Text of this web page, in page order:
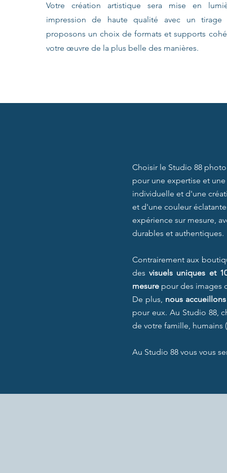
Votre création artistique sera mise en
impression de haute qualité avec un tirage
proposons un choix de formats et supports
votre œuvre de la plus belle des manières.
Choisir le Studio 88
pour une expertise et
individuelle et d'une
et d'une couleur
expérience sur mesure,
durables et authentiques.
Contrairement aux
desvisuels uniques et
mesure pour des images
De plus, nous
pour eux. Au Studio 88,
de votre famille, humains
Au Studio 88 vous vous